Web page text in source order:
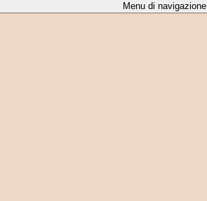
Menu di navigazione